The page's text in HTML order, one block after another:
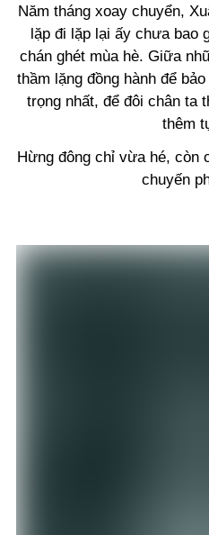
Năm tháng xoay chuyển,
lặp đi lặp lại ấy chưa bao
chán ghét mùa hè. Giữa
thầm lặng đồng hành để
trọng nhất, để đôi chân ta
thêm
Hừng đông chỉ vừa hé, còn
chuyến